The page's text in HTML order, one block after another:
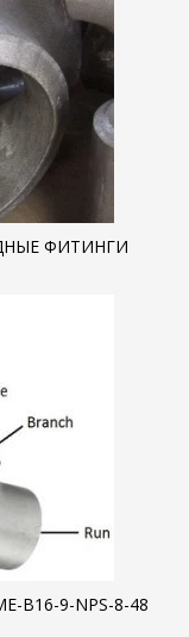
ФИТИНГИ
B16-9-NPS-8-48